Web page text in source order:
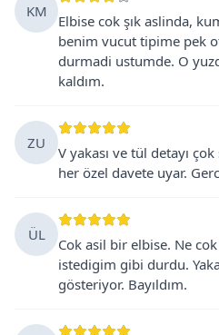
KM
Elbise cok şık aslinda,
benim vucut tipime pek
durmadi ustumde. O
kaldım.
ZU
V yakası ve tül detayı
her özel davete uyar.
ÜL
Cok asil bir elbise. Ne
istedigim gibi durdu.
gösteriyor. Bayıldım.